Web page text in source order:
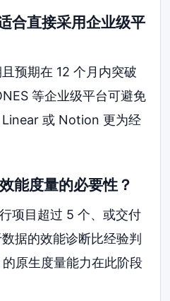
合直接采用企业级平
预期在 12 个月内突破
等企业级平台可避免
Linear 或 Notion 更为经
能度量的必要性？
项目超过 5 个、或交付
据的效能诊断比经验判
原生度量能力在此阶段